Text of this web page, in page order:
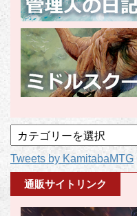
事
カ
テ
Tweets by KamitabaMTG
通販サイトリンク